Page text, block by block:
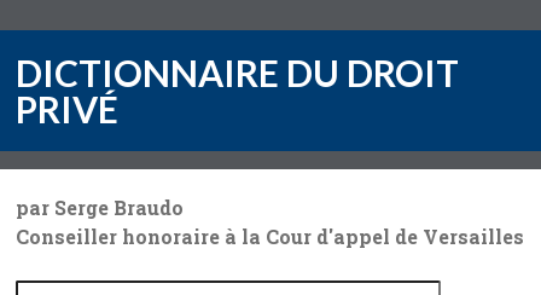
DICTIONNAIRE DU DROIT
PRIVÉ
par Serge Braudo
Conseiller honoraire à la Cour d'appel de Versailles